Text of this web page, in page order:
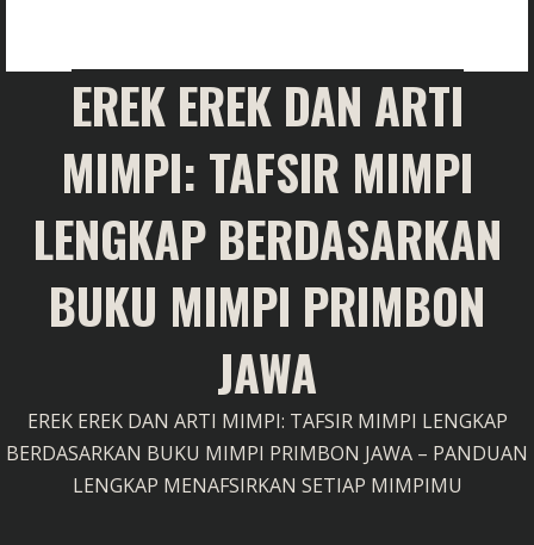
EREK EREK DAN ARTI
MIMPI: TAFSIR MIMPI
LENGKAP BERDASARKAN
BUKU MIMPI PRIMBON
JAWA
EREK EREK DAN ARTI MIMPI: TAFSIR MIMPI LENGKAP
BERDASARKAN BUKU MIMPI PRIMBON JAWA – PANDUAN
LENGKAP MENAFSIRKAN SETIAP MIMPIMU